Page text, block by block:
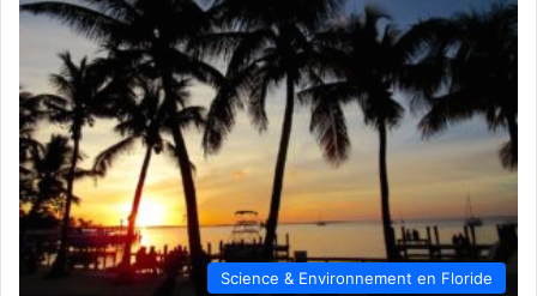
Science & Environnement en Floride